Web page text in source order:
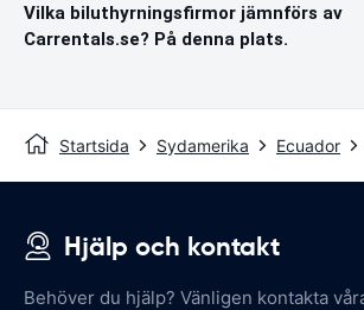
Vilka biluthyrningsfirmor jämnförs av
Carrentals.se? På denna plats.
Startsida Sydamerika Ecuador
Hjälp och kontakt
Behöver du hjälp? Vänligen kontakta